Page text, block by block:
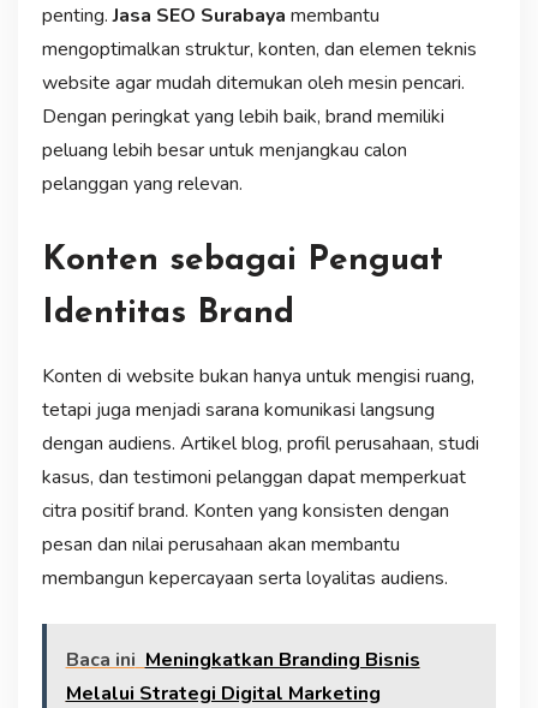
penting.Jasa SEO Surabaya membantu
mengoptimalkan struktur, konten, dan elemen teknis
website agar mudah ditemukan oleh mesin pencari.
Dengan peringkat yang lebih baik, brand memiliki
peluang lebih besar untuk menjangkau calon
pelanggan yang relevan.
Konten sebagai Penguat
Identitas Brand
Konten di website bukan hanya untuk mengisi ruang,
tetapi juga menjadi sarana komunikasi langsung
dengan audiens. Artikel blog, profil perusahaan, studi
kasus, dan testimoni pelanggan dapat memperkuat
citra positif brand. Konten yang konsisten dengan
pesan dan nilai perusahaan akan membantu
membangun kepercayaan serta loyalitas audiens.
Baca ini Meningkatkan Branding Bisnis
Melalui Strategi Digital Marketing